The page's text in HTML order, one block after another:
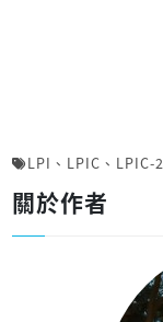
LPI 、 LPIC 、 LPIC-2
關於作者